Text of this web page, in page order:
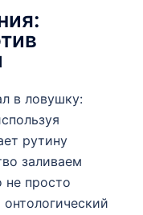
в ловушку:
рутину
заливаем
не просто